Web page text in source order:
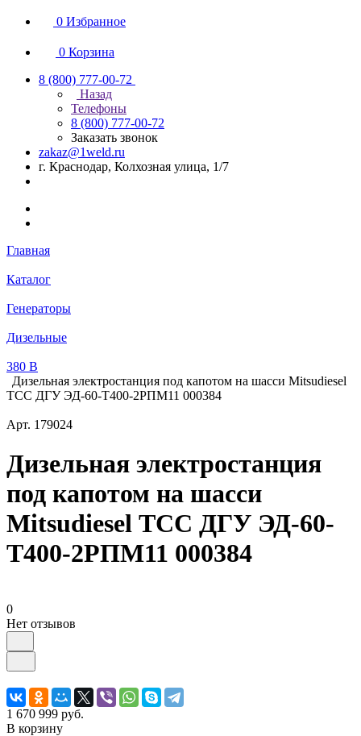
0 Избранное
0 Корзина
8 (800) 777-00-72
Назад
Телефоны
8 (800) 777-00-72
Заказать звонок
zakaz@1weld.ru
г. Краснодар, Колхозная улица, 1/7
Главная
Каталог
Генераторы
Дизельные
380 В
Дизельная электростанция под капотом на шасси Mitsudiesel
ТСС ДГУ ЭД-60-Т400-2РПМ11 000384
Арт. 179024
Дизельная электростанция
под капотом на шасси
Mitsudiesel ТСС ДГУ ЭД-60-
Т400-2РПМ11 000384
0
Нет отзывов
1 670 999 руб.
В корзину